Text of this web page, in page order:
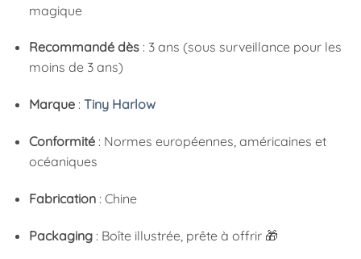
magique
Recommandé dès: 3 ans (sous surveillance pour les
moins de 3 ans)
Marque: Tiny Harlow
Conformité: Normes européennes, américaines et
océaniques
Fabrication: Chine
Packaging: Boîte illustrée, prête à offrir 🎁